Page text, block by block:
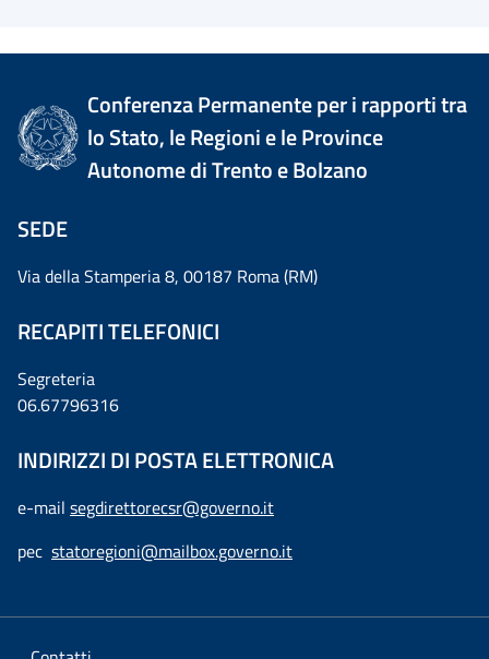
Conferenza Permanente per i rapporti tra
lo Stato, le Regioni e le Province
Autonome di Trento e Bolzano
SEDE
Via della Stamperia 8, 00187 Roma (RM)
RECAPITI TELEFONICI
Segreteria
06.67796316
INDIRIZZI DI POSTA ELETTRONICA
e-mail segdirettorecsr@governo.it
pec statoregioni@mailbox.governo.it